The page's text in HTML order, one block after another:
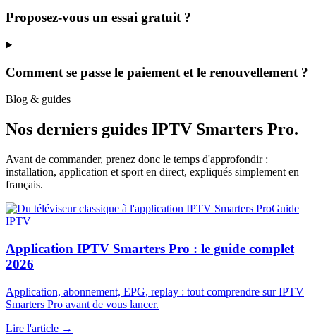
Proposez-vous un essai gratuit ?
Comment se passe le paiement et le renouvellement ?
Blog & guides
Nos derniers guides IPTV Smarters Pro.
Avant de commander, prenez donc le temps d'approfondir :
installation, application et sport en direct, expliqués simplement en
français.
Guide
IPTV
Application IPTV Smarters Pro : le guide complet
2026
Application, abonnement, EPG, replay : tout comprendre sur IPTV
Smarters Pro avant de vous lancer.
Lire l'article →